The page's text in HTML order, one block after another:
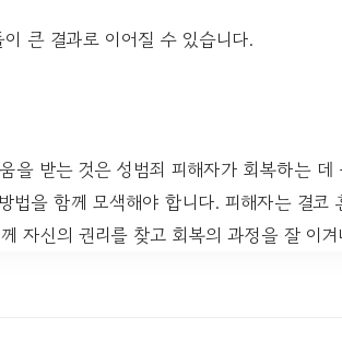
큰 결과로 이어질 수 있습니다.
을 받는 것은 성범죄 피해자가 회복하는
법을 함께 모색해야 합니다. 피해자는 결
자신의 권리를 찾고 회복의 과정을 잘 이겨